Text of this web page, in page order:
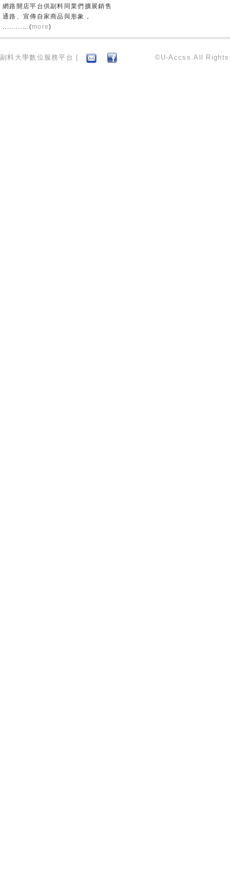
網路開店平台供副料同業們擴展銷售
通路、宣傳自家商品與形象，
............(more)
副料大學數位服務平台 | ©U-Accss.All Rights